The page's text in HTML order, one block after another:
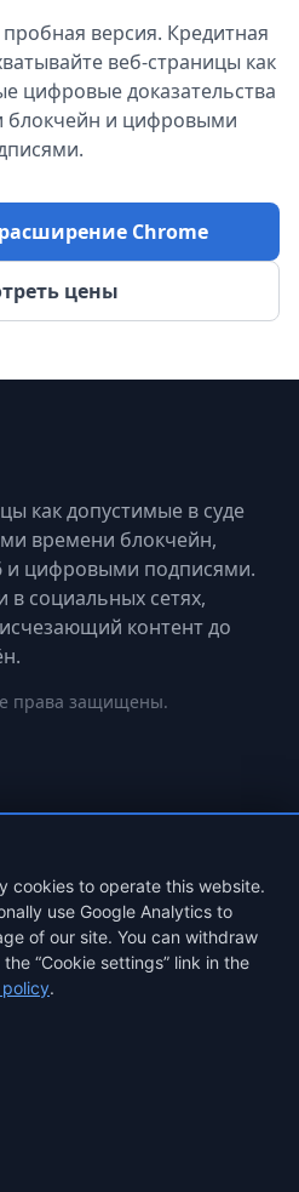
версия. Кредитная
веб-страницы как
цифровые доказательства
блокчейн и цифровыми
Chrome
цены
как допустимые в суде
времени блокчейн,
и цифровыми подписями.
в социальных сетях,
контент до
права защищены.
cookies to operate this website.
use Google Analytics to
of our site. You can withdraw
“Cookie settings” link in the
.